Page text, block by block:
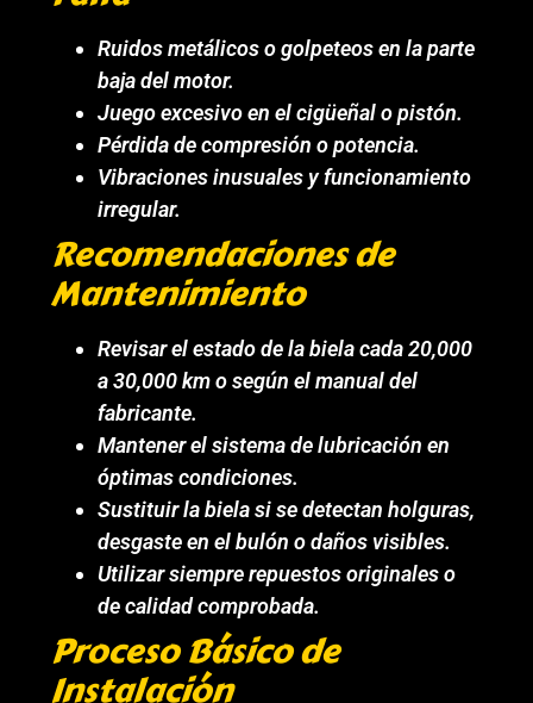
Ruidos metálicos o golpeteos en la parte
baja del motor.
Juego excesivo en el cigüeñal o pistón.
Pérdida de compresión o potencia.
Vibraciones inusuales y funcionamiento
irregular.
Recomendaciones de
Mantenimiento
Revisar el estado de la biela cada 20,000
a 30,000 km o según el manual del
fabricante.
Mantener el sistema de lubricación en
óptimas condiciones.
Sustituir la biela si se detectan holguras,
desgaste en el bulón o daños visibles.
Utilizar siempre repuestos originales o
de calidad comprobada.
Proceso Básico de
Instalación